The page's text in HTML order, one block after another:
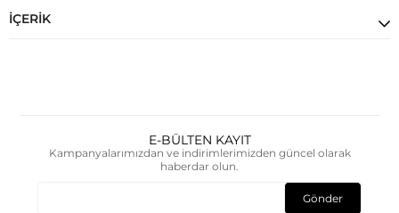
İÇERIK
E-BÜLTEN KAYIT
Kampanyalarımızdan ve indirimlerimizden güncel olarak
haberdar olun.
Gönder